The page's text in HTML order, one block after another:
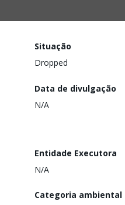
Situação
Dropped
Data de divulgação
N/A
Entidade Executora
N/A
Categoria ambiental